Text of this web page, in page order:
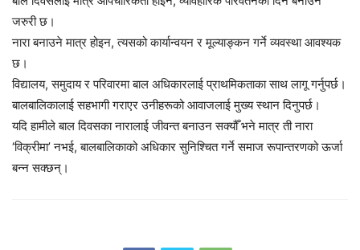
जरुरी छ।
नारा बनाउने मात्र होइन, त्यसको कार्यान्वयन र मूल्याङ्कन गर्ने व्यवस्था आवश्यक
छ।
विद्यालय, समुदाय र परिवारमा बाल अधिकारलाई प्राथमिकताका साथ लागू गर्नुपर्छ।
बालबालिकालाई सहभागी गराएर उनीहरूको आवाजलाई मुख्य स्थान दिनुपर्छ।
यदि हामीले बाल दिवसका नारालाई जीवन्त बनाउन सक्यौँ भने मात्र ती नारा
‘विक्रीमा’ नभई, बालबालिकाको अधिकार सुनिश्चित गर्ने समाज रूपान्तरणको ऊर्जा
बन्न सक्छन्।